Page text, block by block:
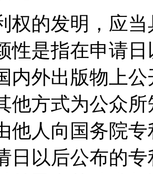
权的发明，应
性是指在申请
内外出版物上
他方式为公众
他人向国务院
日以后公布的